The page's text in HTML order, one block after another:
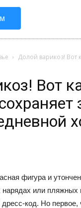
Долой варикоз! Вот
Вот
фигура и
или пляжных
код. Но первое,